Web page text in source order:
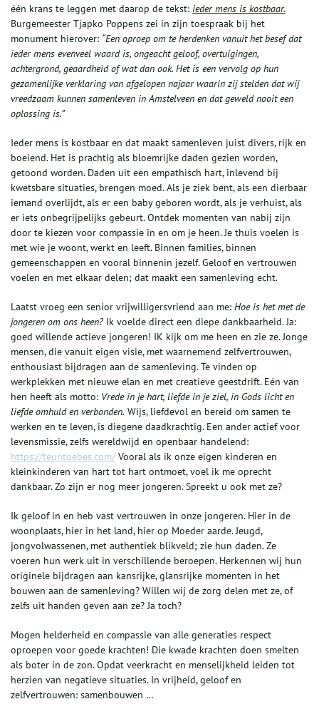
één krans te leggen met daarop de tekst: ieder mens is kostbaar.
Burgemeester Tjapko Poppens zei in zijn toespraak bij het
monument hierover: “Een oproep om te herdenken vanuit het besef dat
ieder mens evenveel waard is, ongeacht geloof, overtuigingen,
achtergrond, geaardheid of wat dan ook. Het is een vervolg op hun
gezamenlijke verklaring van afgelopen najaar waarin zij stelden dat wij
vreedzaam kunnen samenleven in Amstelveen en dat geweld nooit een
oplossing is.”
Ieder mens is kostbaar en dat maakt samenleven juist divers, rijk en
boeiend. Het is prachtig als bloemrijke daden gezien worden,
getoond worden. Daden uit een empathisch hart, inlevend bij
kwetsbare situaties, brengen moed. Als je ziek bent, als een dierbaar
iemand overlijdt, als er een baby geboren wordt, als je verhuist, als
er iets onbegrijpelijks gebeurt. Ontdek momenten van nabij zijn
door te kiezen voor compassie in en om je heen. Je thuis voelen is
met wie je woont, werkt en leeft. Binnen families, binnen
gemeenschappen en vooral binnenin jezelf. Geloof en vertrouwen
voelen en met elkaar delen; dat maakt een samenleving echt.
Laatst vroeg een senior vrijwilligersvriend aan me: Hoe is het met de
jongeren om ons heen? Ik voelde direct een diepe dankbaarheid. Ja:
goed willende actieve jongeren! IK kijk om me heen en zie ze. Jonge
mensen, die vanuit eigen visie, met waarnemend zelfvertrouwen,
enthousiast bijdragen aan de samenleving. Te vinden op
werkplekken met nieuwe elan en met creatieve geestdrift. Eén van
hen heeft als motto: Vrede in je hart, liefde in je ziel, in Gods licht en
liefde omhuld en verbonden. Wijs, liefdevol en bereid om samen te
werken en te leven, is diegene daadkrachtig. Een ander actief voor
levensmissie, zelfs wereldwijd en openbaar handelend:
https://teuntoebes.com/ Vooral als ik onze eigen kinderen en
kleinkinderen van hart tot hart ontmoet, voel ik me oprecht
dankbaar. Zo zijn er nog meer jongeren. Spreekt u ook met ze?
Ik geloof in en heb vast vertrouwen in onze jongeren. Hier in de
woonplaats, hier in het land, hier op Moeder aarde. Jeugd,
jongvolwassenen, met authentiek blikveld; zie hun daden. Ze
voeren hun werk uit in verschillende beroepen. Herkennen wij hun
originele bijdragen aan kansrijke, glansrijke momenten in het
bouwen aan de samenleving? Willen wij de zorg delen met ze, of
zelfs uit handen geven aan ze? Ja toch?
Mogen helderheid en compassie van alle generaties respect
oproepen voor goede krachten! Die kwade krachten doen smelten
als boter in de zon. Opdat veerkracht en menselijkheid leiden tot
herzien van negatieve situaties. In vrijheid, geloof en
zelfvertrouwen: samenbouwen …